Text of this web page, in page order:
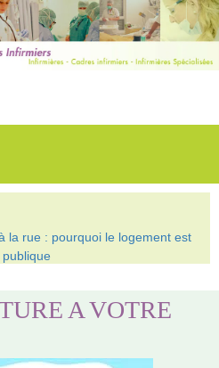
la rue : pourquoi le logement est
A VOTRE